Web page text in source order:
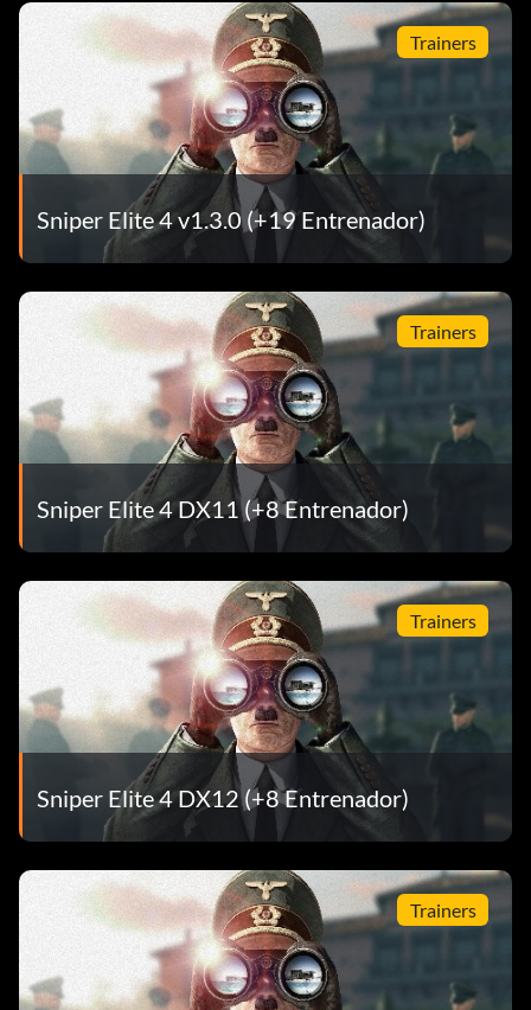
Trainers
Sniper Elite 4 v1.3.0 (+19 Entrenador)
Trainers
Sniper Elite 4 DX11 (+8 Entrenador)
Trainers
Sniper Elite 4 DX12 (+8 Entrenador)
Trainers